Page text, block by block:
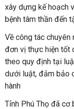
xây dựng kế hoạch
bệnh tâm thần đến
Về công tác chuyên
đơn vị thực hiện tốt
theo quy định tại
dưới luật, đảm bảo
hành
Tỉnh Phú Thọ đã